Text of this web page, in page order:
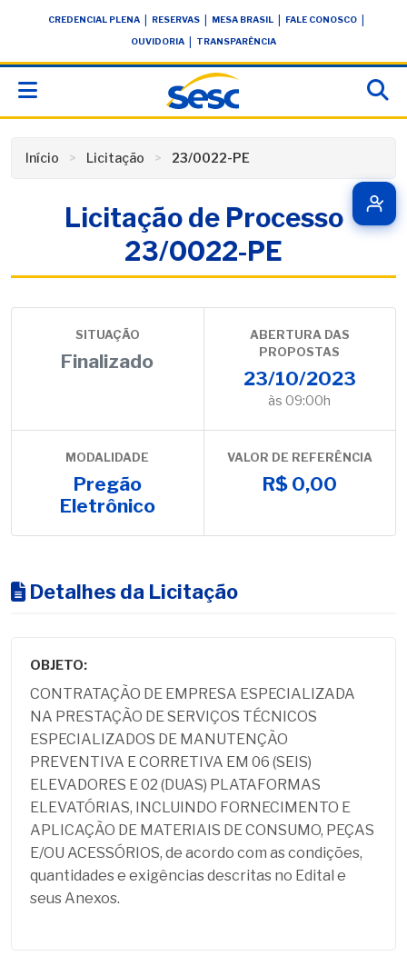
conteúdoCREDENCIAL PLENA RESERVAS MESA BRASIL FALE CONOSCO
OUVIDORIA TRANSPARÊNCIA
Início Licitação 23/0022-PE
Licitação de Processo
23/0022-PE
SITUAÇÃO
Finalizado
ABERTURA DAS
PROPOSTAS
23/10/2023
às 09:00h
MODALIDADE
Pregão
Eletrônico
VALOR DE REFERÊNCIA
R$ 0,00
Detalhes da Licitação
OBJETO:
CONTRATAÇÃO DE EMPRESA ESPECIALIZADA
NA PRESTAÇÃO DE SERVIÇOS TÉCNICOS
ESPECIALIZADOS DE MANUTENÇÃO
PREVENTIVA E CORRETIVA EM 06 (SEIS)
ELEVADORES E 02 (DUAS) PLATAFORMAS
ELEVATÓRIAS, INCLUINDO FORNECIMENTO E
APLICAÇÃO DE MATERIAIS DE CONSUMO, PEÇAS
E/OU ACESSÓRIOS, de acordo com as condições,
quantidades e exigências descritas no Edital e
seus Anexos.